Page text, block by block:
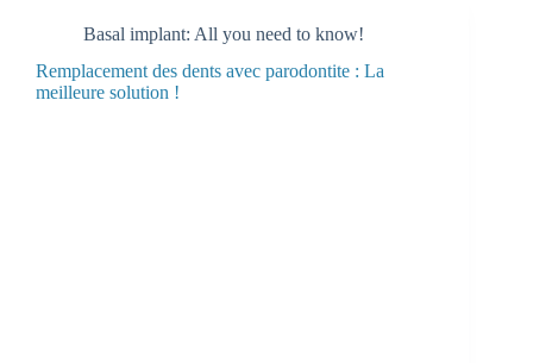
Basal implant: All you need to know!
Remplacement des dents avec parodontite : La
meilleure solution !